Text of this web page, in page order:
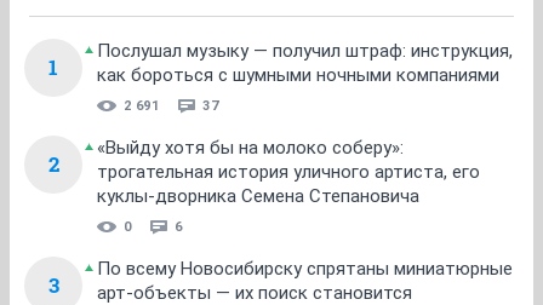
1
Послушал музыку — получил штраф: инструкция,
как бороться с шумными ночными компаниями
2 691 37
2
«Выйду хотя бы на молоко соберу»:
трогательная история уличного артиста, его
куклы-дворника Семена Степановича
0 6
3
По всему Новосибирску спрятаны миниатюрные
арт-объекты — их поиск становится